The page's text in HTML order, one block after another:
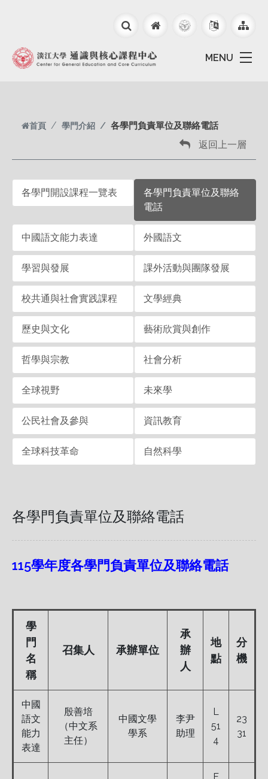
MENU
首頁 學門介紹 各學門負責單位及聯絡電話
返回上一層
各學門開設課程一覽表
各學門負責單位及聯絡
電話
中國語文能力表達 外國語文
學習與發展 課外活動與團隊發展
校共通與社會實践課程 文學經典
歷史與文化 藝術欣賞與創作
哲學與宗教 社會分析
全球視野 未來學
公民社會及參與 資訊教育
全球科技革命 自然科學
各學門負責單位及聯絡電話
115學年度各學門負責單位及聯絡電話
學
門
名
稱
召集人 承辦單位
承
辦
人
地
點
分
機
中國
語文
能力
表達
殷善培
（中文系
主任）
中國文學
學系
李尹
助理
L
51
4
23
31